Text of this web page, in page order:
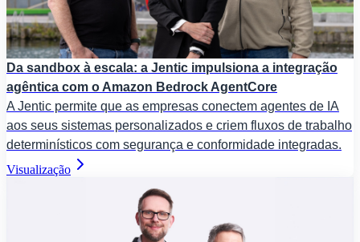
Da sandbox à escala: a Jentic impulsiona a integração
agêntica com o Amazon Bedrock AgentCore
A Jentic permite que as empresas conectem agentes de IA
aos seus sistemas personalizados e criem fluxos de trabalho
determinísticos com segurança e conformidade integradas.
Visualização